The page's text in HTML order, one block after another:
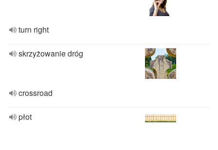
turn right
skrzyżowanie dróg
crossroad
płot